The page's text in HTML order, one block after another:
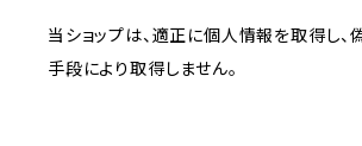
当ショップは、適正に個人情報を取得し、
手段により取得しません。